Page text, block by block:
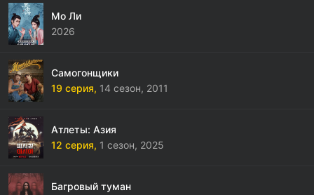
Мо Ли
2026
Самогонщики
19 серия, 14 сезон, 2011
Атлеты: Азия
12 серия, 1 сезон, 2025
Багровый туман